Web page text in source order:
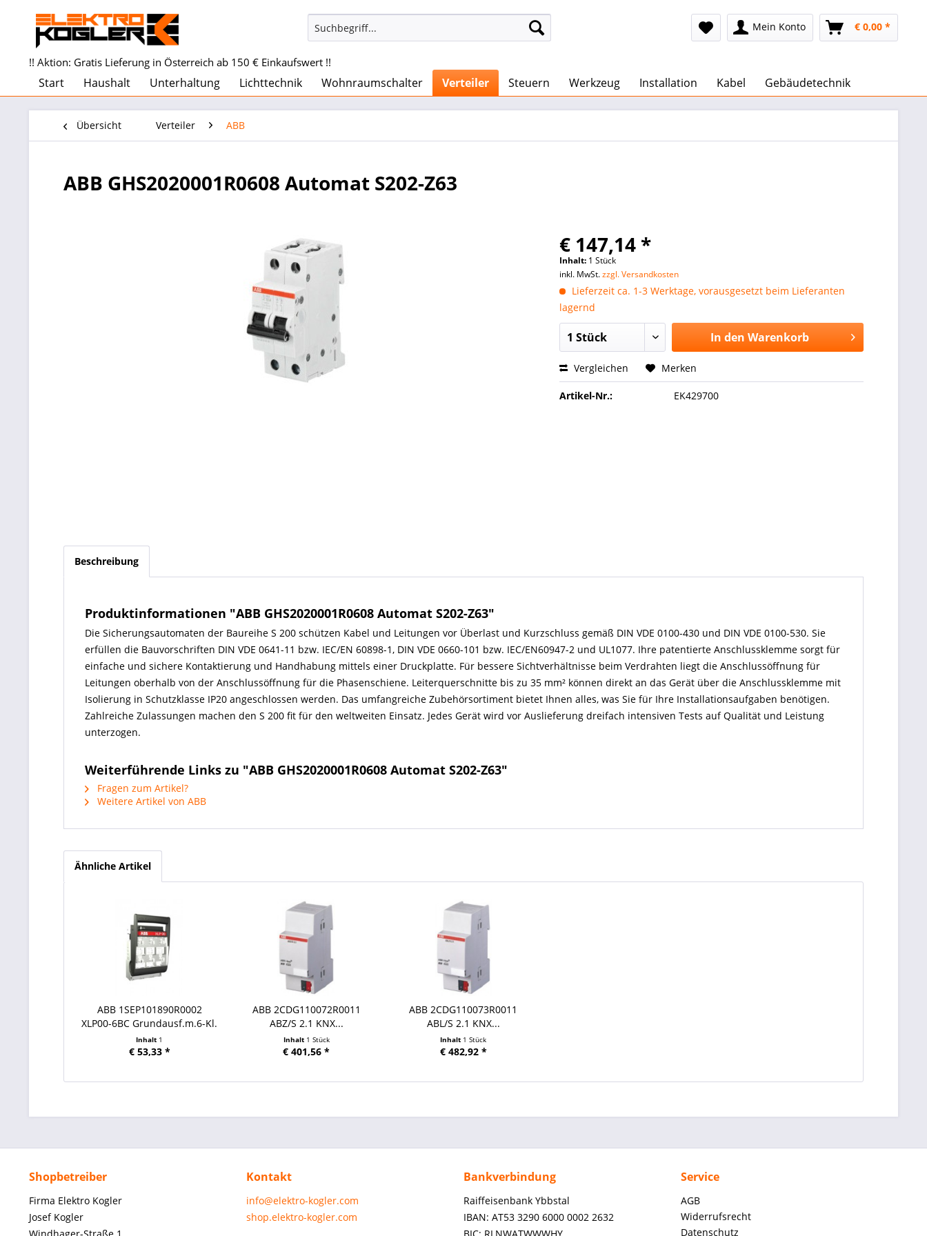
Mein Konto € 0,00 *
!! Aktion: Gratis Lieferung in Österreich ab 150 € Einkaufswert !!
Start Haushalt Unterhaltung Lichttechnik Wohnraumschalter Verteiler Steuern Werkzeug Installation Kabel Gebäudetechnik
Übersicht Verteiler ABB
ABB GHS2020001R0608 Automat S202-Z63
€ 147,14 *
Inhalt: 1 Stück
inkl. MwSt.zzgl. Versandkosten
Lieferzeit ca. 1-3 Werktage, vorausgesetzt beim Lieferanten
lagernd
In den Warenkorb
Vergleichen Merken
Artikel-Nr.: EK429700
Beschreibung
Produktinformationen "ABB GHS2020001R0608 Automat S202-Z63"
Die Sicherungsautomaten der Baureihe S 200 schützen Kabel und Leitungen vor Überlast und Kurzschluss gemäß DIN VDE 0100-430 und DIN VDE 0100-530. Sie
erfüllen die Bauvorschriften DIN VDE 0641-11 bzw. IEC/EN 60898-1, DIN VDE 0660-101 bzw. IEC/EN60947-2 und UL1077. Ihre patentierte Anschlussklemme sorgt für
einfache und sichere Kontaktierung und Handhabung mittels einer Druckplatte. Für bessere Sichtverhältnisse beim Verdrahten liegt die Anschlussöffnung für
Leitungen oberhalb von der Anschlussöffnung für die Phasenschiene. Leiterquerschnitte bis zu 35 mm² können direkt an das Gerät über die Anschlussklemme mit
Isolierung in Schutzklasse IP20 angeschlossen werden. Das umfangreiche Zubehörsortiment bietet Ihnen alles, was Sie für Ihre Installationsaufgaben benötigen.
Zahlreiche Zulassungen machen den S 200 fit für den weltweiten Einsatz. Jedes Gerät wird vor Auslieferung dreifach intensiven Tests auf Qualität und Leistung
unterzogen.
Weiterführende Links zu "ABB GHS2020001R0608 Automat S202-Z63"
Fragen zum Artikel?
Weitere Artikel von ABB
Ähnliche Artikel
ABB 1SEP101890R0002
XLP00-6BC Grundausf.m.6-Kl.
Inhalt 1
€ 53,33 *
ABB 2CDG110072R0011
ABZ/S 2.1 KNX...
Inhalt 1 Stück
€ 401,56 *
ABB 2CDG110073R0011
ABL/S 2.1 KNX...
Inhalt 1 Stück
€ 482,92 *
Shopbetreiber
Firma Elektro Kogler
Josef Kogler
Kontakt
info@elektro-kogler.com
shop.elektro-kogler.com
Bankverbindung
Raiffeisenbank Ybbstal
IBAN: AT53 3290 6000 0002 2632
Service
AGB
Widerrufsrecht
Datenschutz